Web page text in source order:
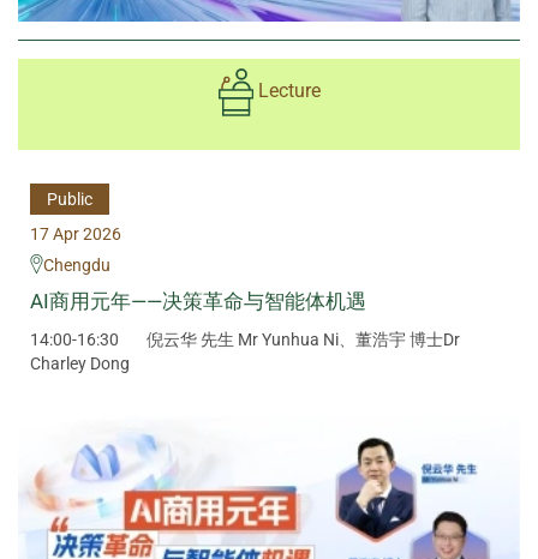
Lecture
Public
17 Apr 2026
Chengdu
AI商用元年——决策革命与智能体机遇
14:00-16:30
倪云华 先生 Mr Yunhua Ni、董浩宇 博士Dr
Charley Dong